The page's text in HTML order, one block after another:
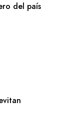
del país